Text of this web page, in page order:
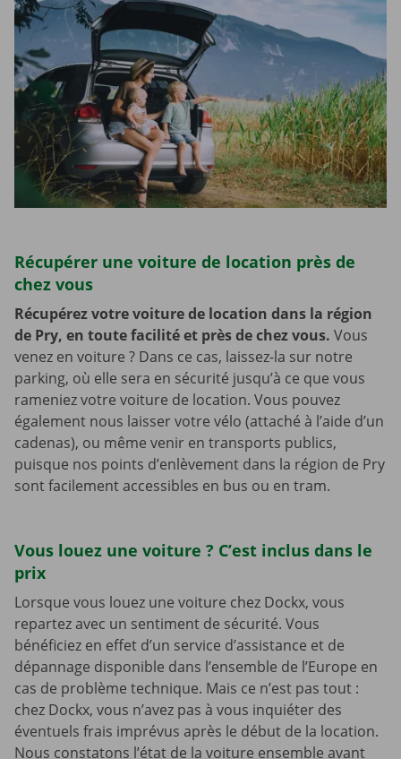
Récupérer une voiture de location près de
chez vous
Récupérez votre voiture de location dans la région
de Pry, en toute facilité et près de chez vous. Vous
venez en voiture ? Dans ce cas, laissez-la sur notre
parking, où elle sera en sécurité jusqu’à ce que vous
rameniez votre voiture de location. Vous pouvez
également nous laisser votre vélo (attaché à l’aide d’un
cadenas), ou même venir en transports publics,
puisque nos points d’enlèvement dans la région de Pry
sont facilement accessibles en bus ou en tram.
Vous louez une voiture ? C’est inclus dans le
prix
Lorsque vous louez une voiture chez Dockx, vous
repartez avec un sentiment de sécurité. Vous
bénéficiez en effet d’un service d’assistance et de
dépannage disponible dans l’ensemble de l’Europe en
cas de problème technique. Mais ce n’est pas tout :
chez Dockx, vous n’avez pas à vous inquiéter des
éventuels frais imprévus après le début de la location.
Nous constatons l’état de la voiture ensemble avant